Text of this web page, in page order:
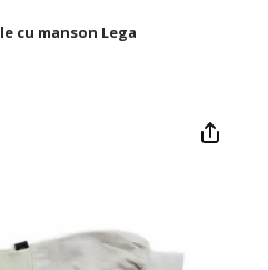
cu manson Lega